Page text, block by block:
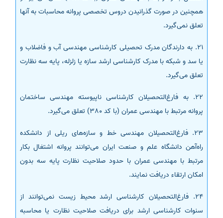
همچنین در صورت گذرانیدن دروس تخصصی پروانه محاسبات به آنها
تعلق نمی‌گیرد.
21. به دارندگان مدرک تحصیلی کارشناسی مهندسی آب و فاضلاب و
یا سد و شبکه با مدرک کارشناسی ارشد سازه یا زلزله، پایه سه نظارت
تعلق می‌گیرد.
22. به فارغ‌التحصیلان کارشناسی ناپیوسته مهندسی ساختمان
پروانه مرتبط با مهندسی عمران (با کد 380) تعلق می‌گیرد.
23. فارغ‌التحصیلان مهندسی خط و سازه‌های ریلی از دانشکده
راه‌آهن دانشگاه علم و صنعت ایران می‌توانند پروانه اشتغال بکار
مرتبط با مهندسی عمران با حدود صلاحیت نظارت پایه سه بدون
امکان ارتقاء دریافت نمایند.
24. فارغ‌التحصیلان کارشناسی ارشد محیط زیست نمی‌توانند از
سنوات کارشناسی ارشد برای دریافت صلاحیت نظارت یا محاسبه